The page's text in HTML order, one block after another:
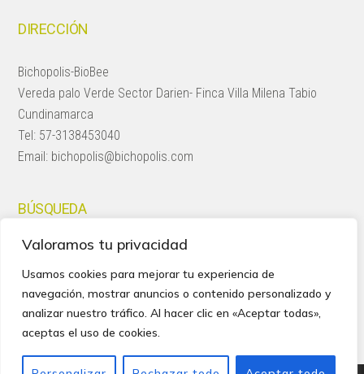
Valoramos tu privacidad
Usamos cookies para mejorar tu experiencia de
navegación, mostrar anuncios o contenido personalizado y
analizar nuestro tráfico. Al hacer clic en «Aceptar todas»,
aceptas el uso de cookies.
DIRECCIÓN
Bichopolis-BioBee
Vereda palo Verde Sector Darien- Finca Villa Milena Tabio
Cundinamarca
Tel: 57-3138453040
Email: bichopolis@bichopolis.com
BÚSQUEDA
Search
this
website